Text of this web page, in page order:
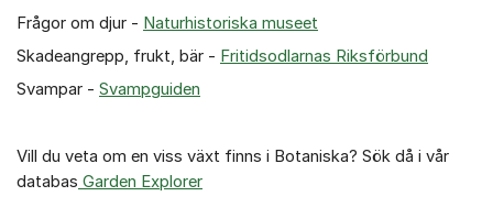
Frågor om djur - Naturhistoriska museet
Skadeangrepp, frukt, bär - Fritidsodlarnas Riksförbund
Svampar - Svampguiden
Vill du veta om en viss växt finns i Botaniska? Sök då i vår
databas Garden Explorer